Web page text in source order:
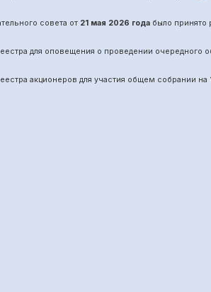
совета от 21 мая 2026 годабыло принято
для оповещения о проведении очередного
акционеров для участия общем собрании на